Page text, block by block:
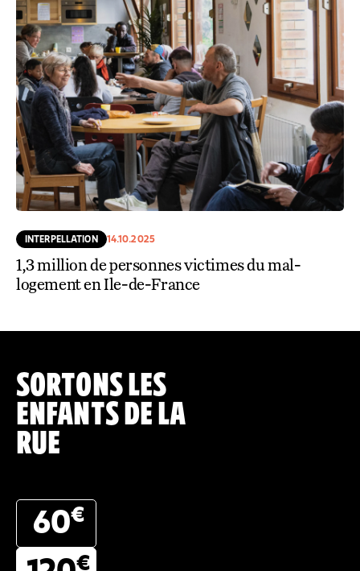
INTERPELLATION 14.10.2025
1,3 million de personnes victimes du mal-
logement en Ile-de-France
SORTONS LES
ENFANTS DE LA
RUE
60€
€